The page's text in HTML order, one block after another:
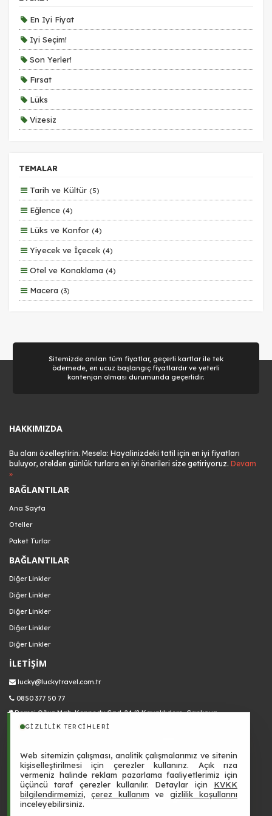
GIZLILIK TERCIHLERI
Web sitemizin çalışması, analitik çalışmalarımız ve sitenin
kişiselleştirilmesi için çerezler kullanırız. Açık rıza
vermeniz halinde reklam pazarlama faaliyetlerimiz için
üçüncü taraf çerezler kullanılır. Detaylar için KVKK
bilgilendirmemizi, çerez kullanım vegizlilik koşullarını
inceleyebilirsiniz.
edersiniz, ancak daha az alakalı olabilirler.
Tercihleri Kaydet
En Iyi Fiyat
Iyi Seçim!
Son Yerler!
Fırsat
Lüks
Vizesiz
Planlanan
Otobüs Ile
Uçak Ile
Ekstralar Dahil
TEMALAR
Tarih ve Kültür (5)
Eğlence (4)
Lüks ve Konfor (4)
Yiyecek ve İçecek (4)
Otel ve Konaklama (4)
Macera (3)
Sitemizde anılan tüm fiyatlar, geçerli kartlar ile tek
ödemede, en ucuz başlangıç fiyatlardır ve yeterli
kontenjan olması durumunda geçerlidir.
HAKKIMIZDA
Bu alanı özelleştirin. Mesela: Hayalinizdeki tatil için en iyi fiyatları
buluyor, otelden günlük turlara en iyi önerileri size getiriyoruz. Devam
»
BAĞLANTILAR
Ana Sayfa
Oteller
Paket Turlar
BAĞLANTILAR
Diğer Linkler
Diğer Linkler
Diğer Linkler
Diğer Linkler
Diğer Linkler
İLETİŞİM
lucky@luckytravel.com.tr
0850 377 50 77
Remzi Oğuz Mah. Kennedy Cad. 24/2 Kavaklıdere, Çankaya
3403